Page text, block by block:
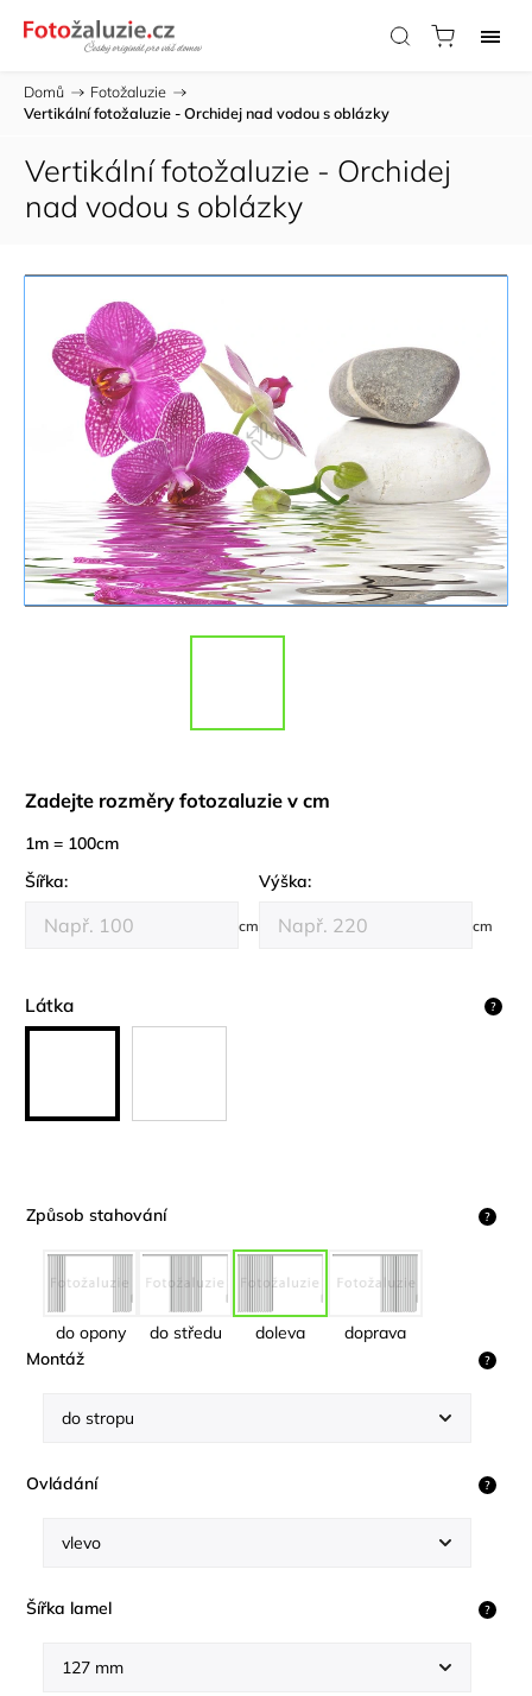
Domů / Fotožaluzie /
Vertikální fotožaluzie - Orchidej nad vodou s oblázky
Vertikální fotožaluzie - Orchidej
nad vodou s oblázky
Zadejte rozměry fotozaluzie v cm
1m = 100cm
Šířka:
cm
Výška:
cm
Látka ?
Způsob stahování ?
do opony do středu doleva
doprava
Montáž
?
Ovládání ?
Šířka lamel ?